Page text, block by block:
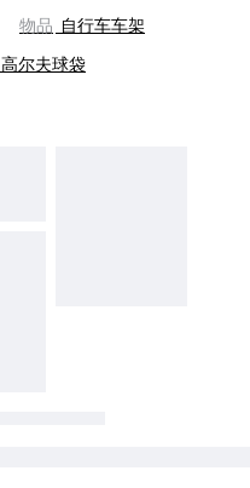
物品 自行车车架
高尔夫球袋